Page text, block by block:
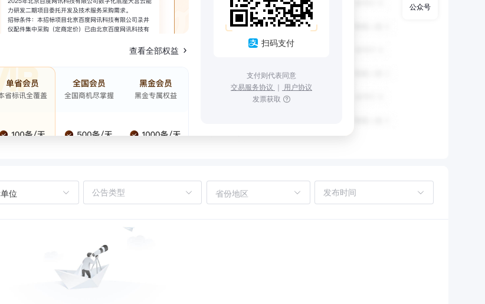
查看全部权益
扫码支付
支付则代表同意
交易服务协议 ｜ 用户协议
发票获取
位 省份地区
公众号